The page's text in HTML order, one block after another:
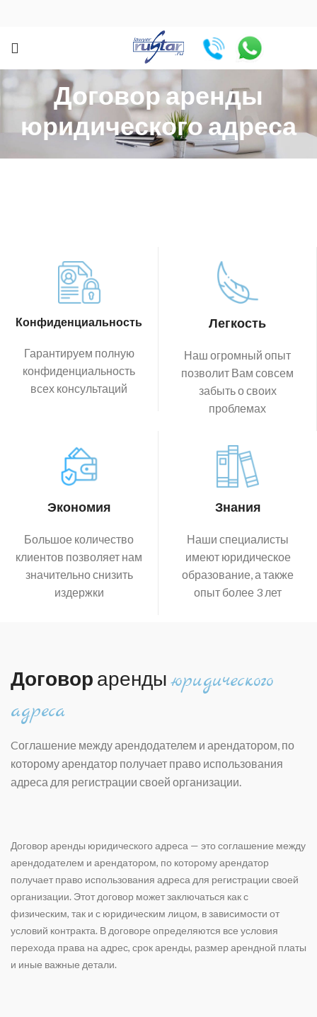
Договор аренды
юридического адреса
Конфиденциальность
Гарантируем полную
конфиденциальность
всех консультаций
Легкость
Наш огромный опыт
позволит Вам совсем
забыть о своих
проблемах
Экономия
Большое количество
клиентов позволяет нам
значительно снизить
издержки
Знания
Наши специалисты
имеют юридическое
образование, а также
опыт более 3 лет
Договор арендыюридического
адреса
Cоглашение между арендодателем и арендатором, по
которому арендатор получает право использования
адреса для регистрации своей организации.
Договор аренды юридического адреса — это соглашение между
арендодателем и арендатором, по которому арендатор
получает право использования адреса для регистрации своей
организации. Этот договор может заключаться как с
физическим, так и с юридическим лицом, в зависимости от
условий контракта. В договоре определяются все условия
перехода права на адрес, срок аренды, размер арендной платы
и иные важные детали.